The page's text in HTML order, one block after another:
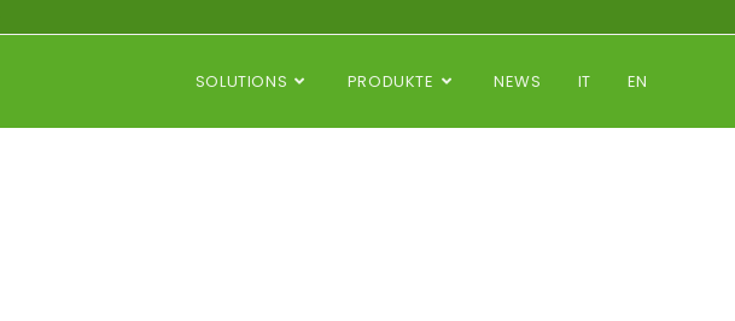
SOLUTIONS PRODUKTE NEWS IT EN